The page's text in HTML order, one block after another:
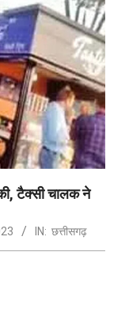
टैक्सी चालक ने
IN: छत्तीसगढ़